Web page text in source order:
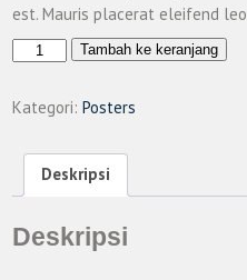
est. Mauris placerat eleifend
Kuantitas
Logo
Tambah ke keranjang
Kategori:Posters
Deskripsi
Deskripsi